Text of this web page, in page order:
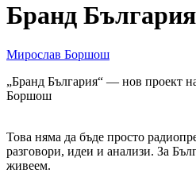
Бранд България
Мирослав Боршош
„Бранд България“ — нов проект
Боршош
Това няма да бъде просто
разговори, идеи и анализи. За
живеем.